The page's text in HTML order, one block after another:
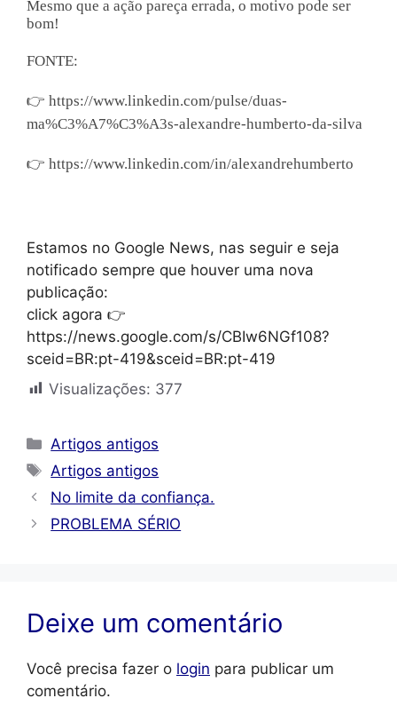
Mesmo que a ação pareça errada, o motivo pode ser
bom!
FONTE:
👉 https://www.linkedin.com/pulse/duas-
ma%C3%A7%C3%A3s-alexandre-humberto-da-silva
👉 https://www.linkedin.com/in/alexandrehumberto
Estamos no Google News, nas seguir e seja
notificado sempre que houver uma nova
publicação:
click agora 👉
https://news.google.com/s/CBIw6NGf108?
sceid=BR:pt-419&sceid=BR:pt-419
Visualizações: 377
Categorias
Artigos antigos
Tags
Artigos antigos
No limite da confiança.
PROBLEMA SÉRIO
Deixe um comentário
Você precisa fazer o login para publicar um
comentário.